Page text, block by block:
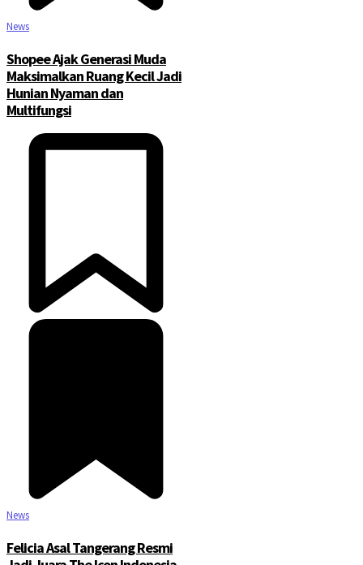
News
Shopee Ajak Generasi Muda
Maksimalkan Ruang Kecil Jadi
Hunian Nyaman dan
Multifungsi
News
Felicia Asal Tangerang Resmi